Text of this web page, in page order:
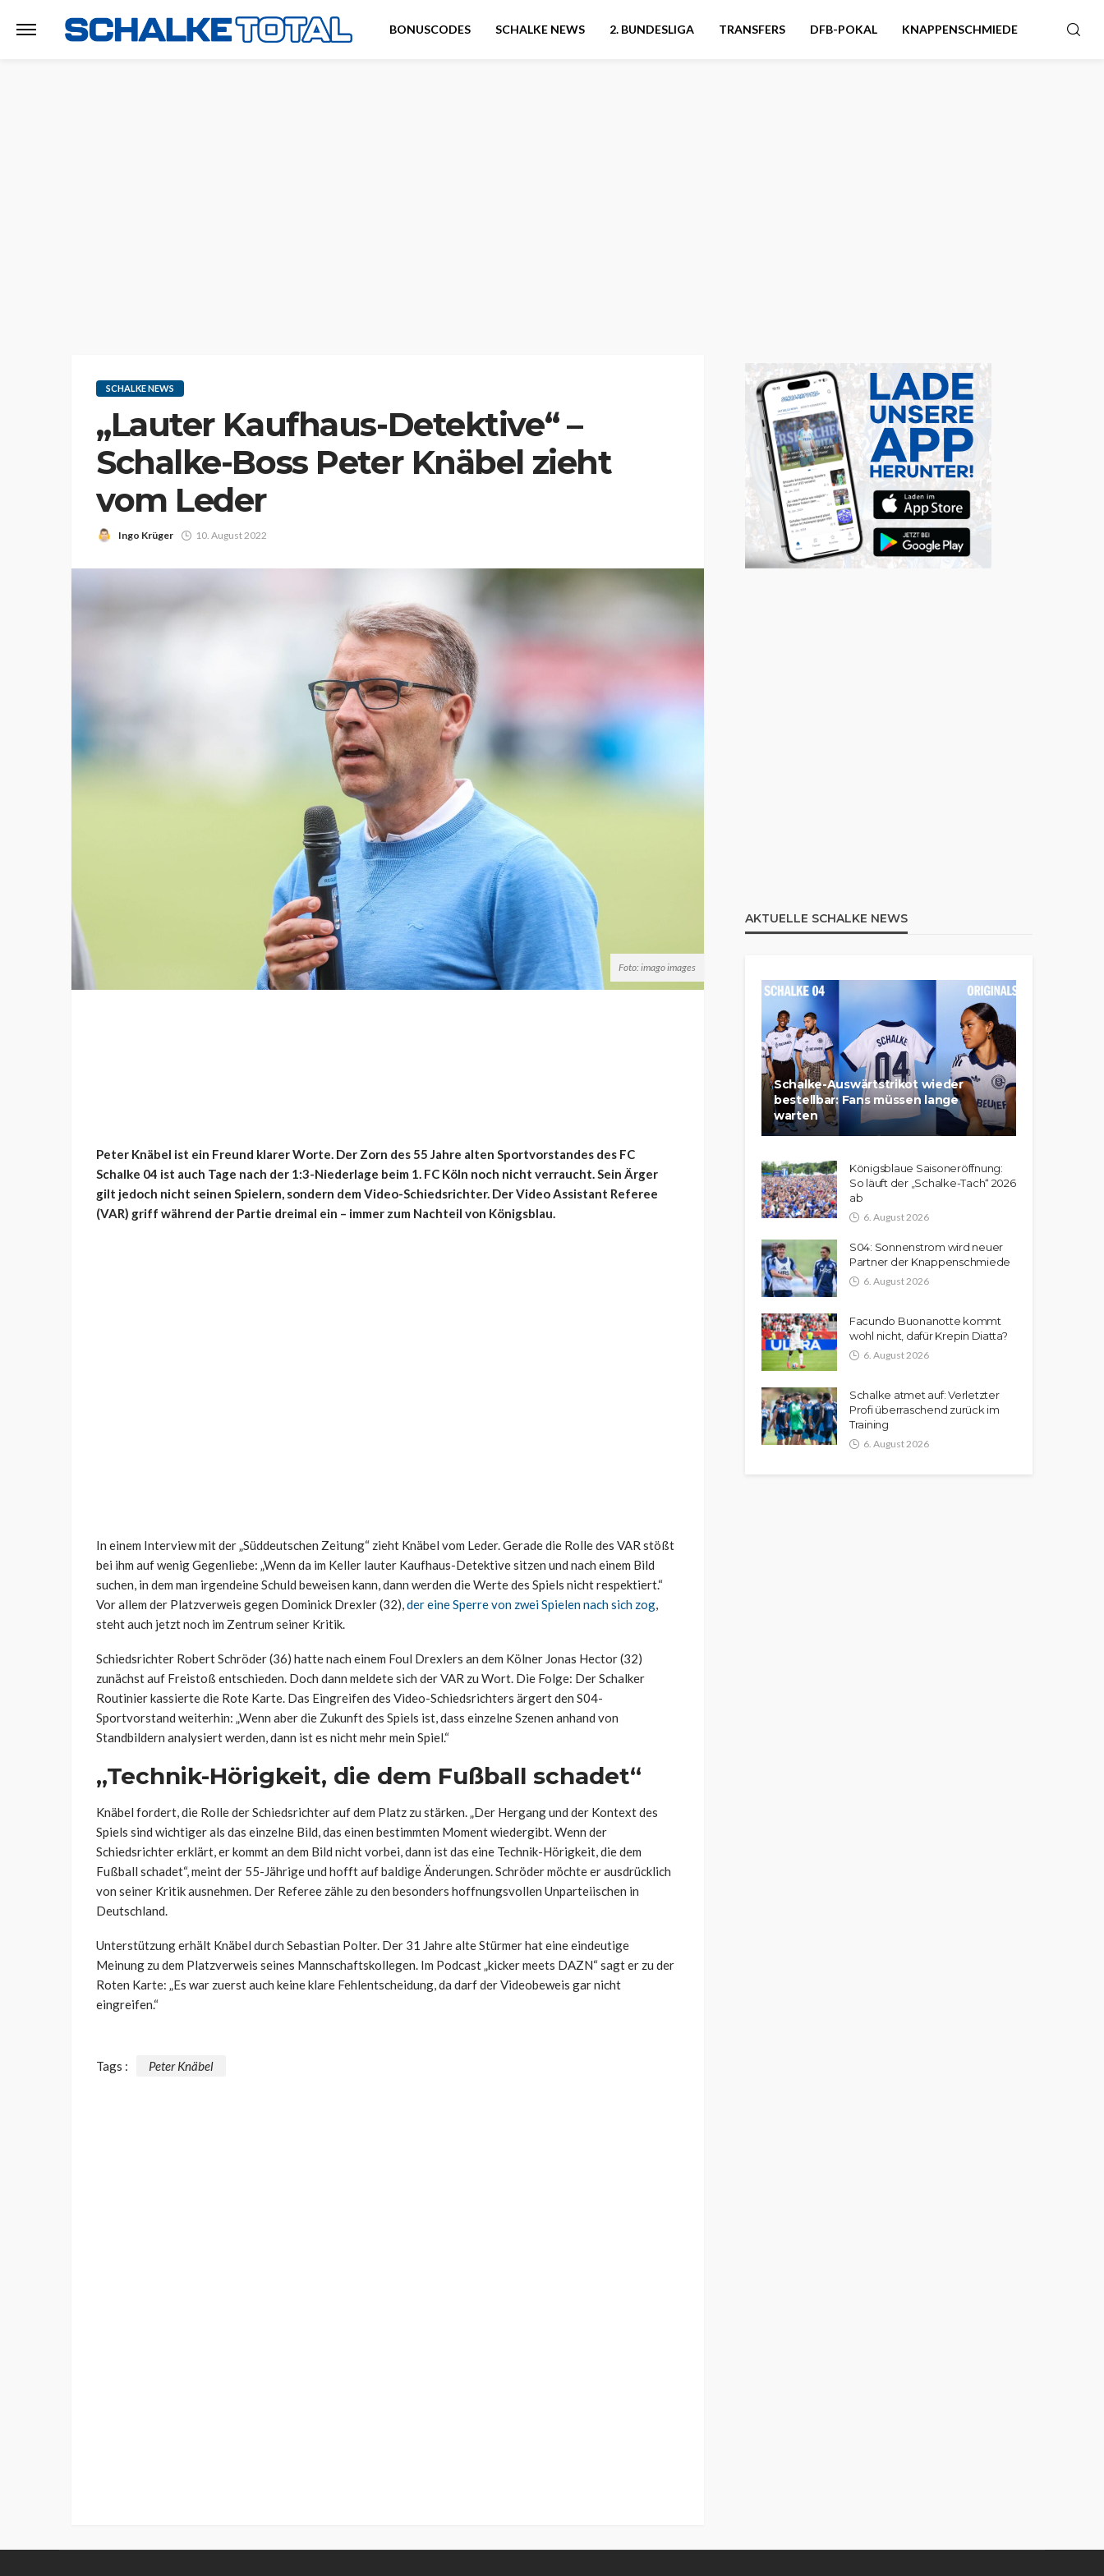
BONUSCODES SCHALKE NEWS 2. BUNDESLIGA TRANSFERS DFB-POKAL KNAPPENSCHMIEDE
SCHALKE NEWS
„Lauter Kaufhaus-Detektive“ –
Schalke-Boss Peter Knäbel zieht
vom Leder
Ingo Krüger 10. August 2022
Foto: imago images
Peter Knäbel ist ein Freund klarer Worte. Der Zorn des 55 Jahre alten Sportvorstandes des FC
Schalke 04 ist auch Tage nach der 1:3-Niederlage beim 1. FC Köln noch nicht verraucht. Sein Ärger
gilt jedoch nicht seinen Spielern, sondern dem Video-Schiedsrichter. Der Video Assistant Referee
(VAR) griff während der Partie dreimal ein – immer zum Nachteil von Königsblau.
In einem Interview mit der „Süddeutschen Zeitung“ zieht Knäbel vom Leder. Gerade die Rolle des VAR stößt
bei ihm auf wenig Gegenliebe: „Wenn da im Keller lauter Kaufhaus-Detektive sitzen und nach einem Bild
suchen, in dem man irgendeine Schuld beweisen kann, dann werden die Werte des Spiels nicht respektiert.“
Vor allem der Platzverweis gegen Dominick Drexler (32),der eine Sperre von zwei Spielen nach sich zog,
steht auch jetzt noch im Zentrum seiner Kritik.
Schiedsrichter Robert Schröder (36) hatte nach einem Foul Drexlers an dem Kölner Jonas Hector (32)
zunächst auf Freistoß entschieden. Doch dann meldete sich der VAR zu Wort. Die Folge: Der Schalker
Routinier kassierte die Rote Karte. Das Eingreifen des Video-Schiedsrichters ärgert den S04-
Sportvorstand weiterhin: „Wenn aber die Zukunft des Spiels ist, dass einzelne Szenen anhand von
Standbildern analysiert werden, dann ist es nicht mehr mein Spiel.“
„Technik-Hörigkeit, die dem Fußball schadet“
Knäbel fordert, die Rolle der Schiedsrichter auf dem Platz zu stärken. „Der Hergang und der Kontext des
Spiels sind wichtiger als das einzelne Bild, das einen bestimmten Moment wiedergibt. Wenn der
Schiedsrichter erklärt, er kommt an dem Bild nicht vorbei, dann ist das eine Technik-Hörigkeit, die dem
Fußball schadet“, meint der 55-Jährige und hofft auf baldige Änderungen. Schröder möchte er ausdrücklich
von seiner Kritik ausnehmen. Der Referee zähle zu den besonders hoffnungsvollen Unparteiischen in
Deutschland.
Unterstützung erhält Knäbel durch Sebastian Polter. Der 31 Jahre alte Stürmer hat eine eindeutige
Meinung zu dem Platzverweis seines Mannschaftskollegen. Im Podcast „kicker meets DAZN“ sagt er zu der
Roten Karte: „Es war zuerst auch keine klare Fehlentscheidung, da darf der Videobeweis gar nicht
eingreifen.“
Tags : Peter Knäbel
AKTUELLE SCHALKE NEWS
Schalke-Auswärtstrikot wieder
bestellbar: Fans müssen lange
warten
Königsblaue Saisoneröffnung:
So läuft der „Schalke-Tach“ 2026
ab
6. August 2026
S04: Sonnenstrom wird neuer
Partner der Knappenschmiede
6. August 2026
Facundo Buonanotte kommt
wohl nicht, dafür Krepin Diatta?
6. August 2026
Schalke atmet auf: Verletzter
Profi überraschend zurück im
Training
6. August 2026